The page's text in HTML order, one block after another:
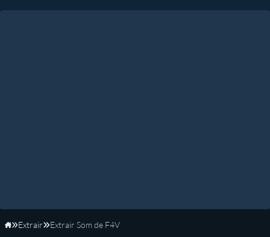
Início
Extrair Extrair Som de F4V